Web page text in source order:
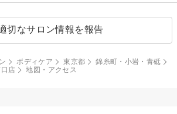
切なサロン情報を報告
ボディケア 東京都
錦糸町・小岩・青砥
店 地図・アクセス